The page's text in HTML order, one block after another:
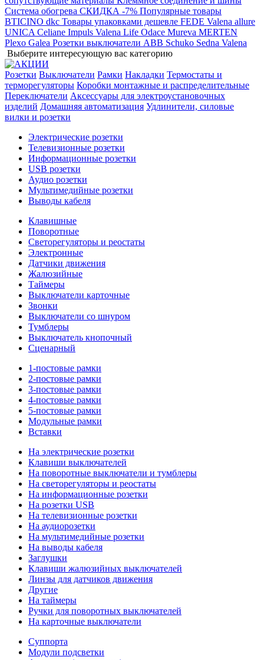
Система обогрева СКИДКА -7% Популярные товары
BTICINO dkc Товары упаковками дешевле FEDE Valena allure
UNICA Celiane Impuls Valena Life Odace Mureva MERTEN
Plexo Galea Розетки выключатели ABB Schuko Sedna Valena
Выберите интересующую вас категорию
Розетки Выключатели Рамки Накладки Термостаты и
терморегуляторы Коробки монтажные и распределительные
Переключатели Аксессуары для электроустановочных
изделий Домашняя автоматизация Удлинители, силовые
вилки и розетки
Электрические розетки
Телевизионные розетки
Информационные розетки
USB розетки
Аудио розетки
Мультимедийные розетки
Выводы кабеля
Клавишные
Поворотные
Светорегуляторы и реостаты
Электронные
Датчики движения
Жалюзийные
Таймеры
Выключатели карточные
Звонки
Выключатели со шнуром
Тумблеры
Выключатель кнопочный
Сценарный
1-постовые рамки
2-постовые рамки
3-постовые рамки
4-постовые рамки
5-постовые рамки
Модульные рамки
Вставки
На электрические розетки
Клавиши выключателей
На поворотные выключатели и тумблеры
На светорегуляторы и реостаты
На информационные розетки
На розетки USB
На телевизионные розетки
На аудиорозетки
На мультимедийные розетки
На выводы кабеля
Заглушки
Клавиши жалюзийных выключателей
Линзы для датчиков движения
Другие
На таймеры
Ручки для поворотных выключателей
На карточные выключатели
Суппорта
Модули подсветки